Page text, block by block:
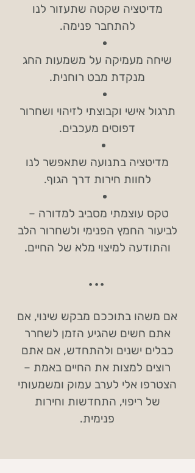
מדיטציה שקטה שתעזור לנו
להתחבר פנימה.
שיחה מעמיקה על משמעות החג
מנקדת מבט רוחנית.
תרגול אישי וקבוצתי לזיהוי ושחרור
דפוסים מעכבים.
מדיטציה בתנועה שתאפשר לנו
לחוות חירות דרך הגוף.
טקס עוצמתי מסביב למדורה –
לביעור החמץ הפנימי ולשחרור הלב
והתודעה למיצוי מלא של החיים.
...
אם משהו בתוככם מבקש שינוי, אם
אתם חשים שהגיע הזמן לשחרר
כבלים ישנים ולהתחדש, אם אתם
רוצים למצות את החיים באמת –
הצטרפו אלי לערב עמוק ומשמעותי
של ריפוי, התחדשות וחירות
פנימית.